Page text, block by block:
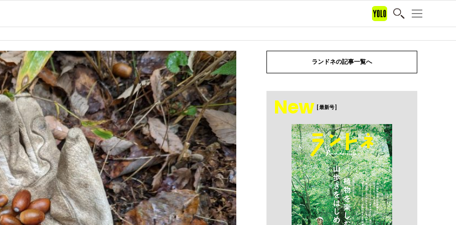
ランドネの記事一覧へ
New [ 最新号 ]